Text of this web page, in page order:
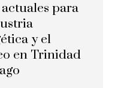
actuales para
y el
en Trinidad